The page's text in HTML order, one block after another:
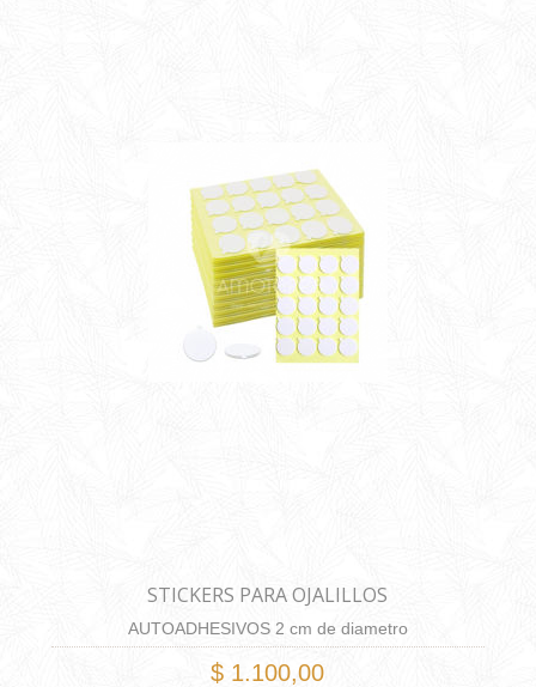
STICKERS PARA OJALILLOS
AUTOADHESIVOS 2 cm de diametro
$ 1.100,00